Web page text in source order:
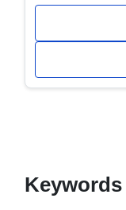
Keywords